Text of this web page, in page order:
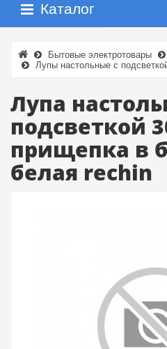
Каталог
Бытовые электротовары
Лупы настольные с
Лупа
подсветкой
прищепка в
белая rechin